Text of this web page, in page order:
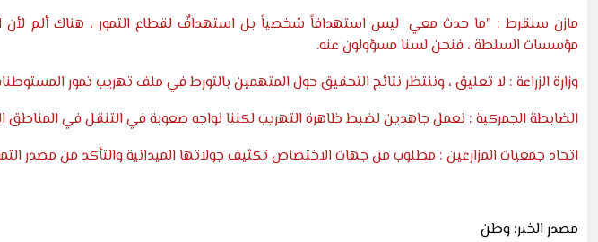
مازن سنقرط : "ما حدث معي ليس استهدافاً شخصياً بل استهدافٌ لقطاع التمور ، هناك ألم لأن
مؤسسات السلطة ، فنحن لسنا مسؤولون عنه.
وزارة الزراعة : لا تعليق ، وننتظر نتائج التحقيق حول المتهمين بالتورط في ملف تهريب تمور
الضابطة الجمركية : نعمل جاهدين لضبط ظاهرة التهريب لكننا نواجه صعوبة في التنقل في المناطق
اتحاد جمعيات المزارعين : مطلوب من جهات الاختصاص تكثيف جولاتها الميدانية والتأكد من مصدر
مصدر الخبر: وطن